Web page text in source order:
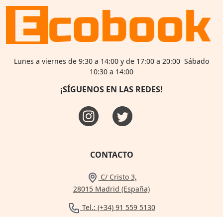
Lunes a viernes de 9:30 a 14:00 y de 17:00 a 20:00 Sábado
10:30 a 14:00
¡SÍGUENOS EN LAS REDES!
CONTACTO
C/ Cristo 3,
28015 Madrid (España)
Tel.: (+34) 91 559 5130